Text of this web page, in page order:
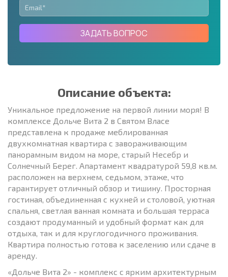
ЗАДАТЬ ВОПРОС
Описание объекта:
Уникальное предложение на первой линии моря! В
комплексе Дольче Вита 2 в Святом Власе
представлена к продаже меблированная
двухкомнатная квартира с завораживающим
панорамным видом на море, старый Несебр и
Солнечный Берег. Апартамент квадратурой 59,8 кв.м.
расположен на верхнем, седьмом, этаже, что
гарантирует отличный обзор и тишину. Просторная
гостиная, объединенная с кухней и столовой, уютная
спальня, светлая ванная комната и большая терраса
создают продуманный и удобный формат как для
отдыха, так и для круглогодичного проживания.
Квартира полностью готова к заселению или сдаче в
аренду.
«Дольче Вита 2» - комплекс с ярким архитектурным